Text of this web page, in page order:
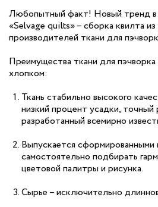
Любопытный факт! Новый тренд в
«Selvage quilts» – сборка квилта
производителей ткани для
Преимущества ткани для
хлопком:
Ткань стабильно высокого
низкий процент усадки, точный
разработанный всемирно
Выпускается
самостоятельно подбирать
цветовой палитры и рисунка.
Сырье – исключительно